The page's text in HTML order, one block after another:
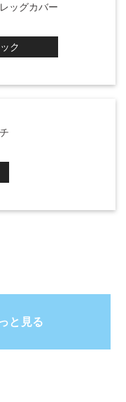
ッグカバー
ク
と見る